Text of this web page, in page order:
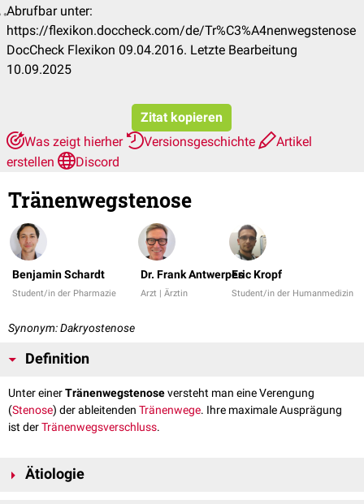
Abrufbar unter:
https://flexikon.doccheck.com/de/Tr%C3%A4nenwegstenose
DocCheck Flexikon 09.04.2016. Letzte Bearbeitung
10.09.2025
Zitat kopieren
Was zeigt hierher
Versionsgeschichte
Artikel
erstellen
Discord
Tränenwegstenose
Benjamin Schardt
Student/in der Pharmazie
Dr. Frank Antwerpes
Arzt | Ärztin
Eric Kropf
Student/in der Humanmedizin
Synonym: Dakryostenose
Definition
Unter einerTränenwegstenoseversteht man eine Verengung
(Stenose) der ableitenden Tränenwege. Ihre maximale Ausprägung
ist derTränenwegsverschluss.
Ätiologie